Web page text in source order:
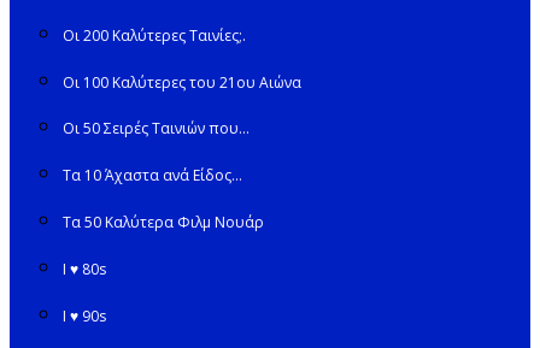
Οι 200 Καλύτερες Ταινίες;.
Οι 100 Καλύτερες του 21ου Αιώνα
Οι 50 Σειρές Ταινιών που…
Τα 10 Άχαστα ανά Είδος…
Τα 50 Καλύτερα Φιλμ Νουάρ
I ♥ 80s
I ♥ 90s